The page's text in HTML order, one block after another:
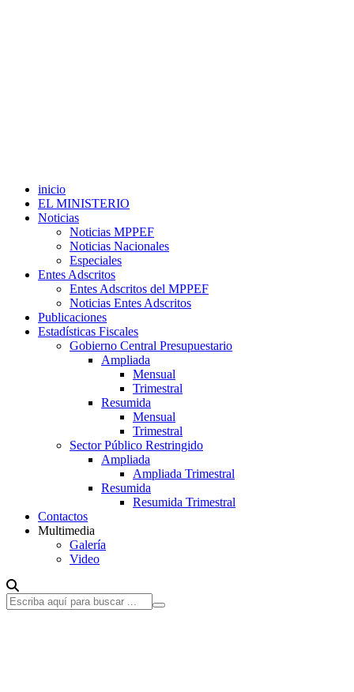
inicio
EL MINISTERIO
Noticias
Noticias MPPEF
Noticias Nacionales
Especiales
Entes Adscritos
Entes Adscritos del MPPEF
Noticias Entes Adscritos
Publicaciones
Estadísticas Fiscales
Gobierno Central Presupuestario
Ampliada
Mensual
Trimestral
Resumida
Mensual
Trimestral
Sector Público Restringido
Ampliada
Ampliada Trimestral
Resumida
Resumida Trimestral
Contactos
Multimedia
Galería
Video